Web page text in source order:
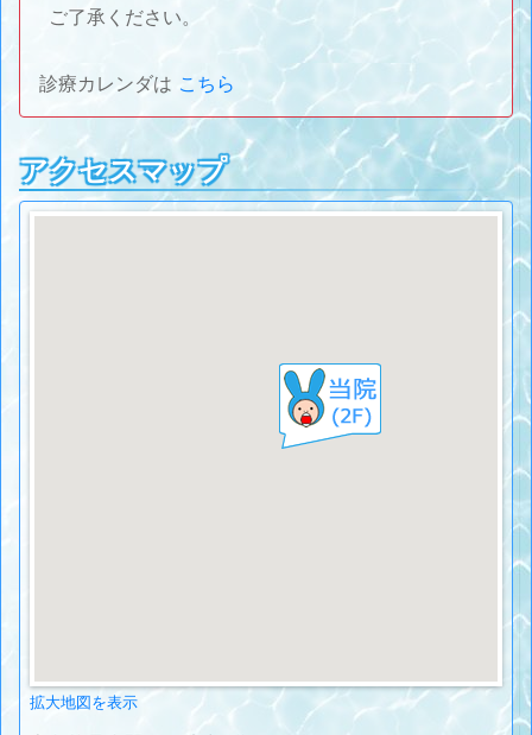
ご了承ください。
診療カレンダは こちら
アクセスマップ
拡大地図を表示